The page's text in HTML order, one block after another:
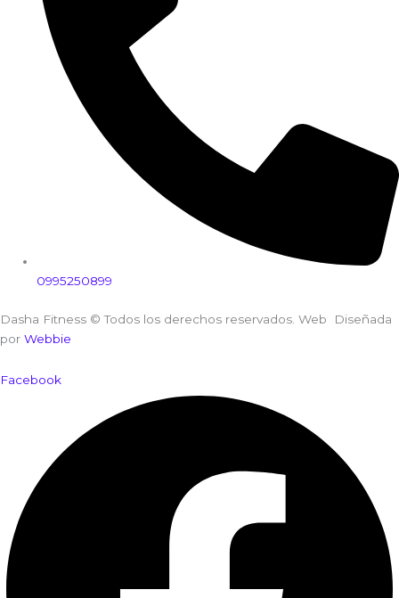
0995250899
Dasha Fitness © Todos los derechos reservados. Web Diseñada
por Webbie
Facebook